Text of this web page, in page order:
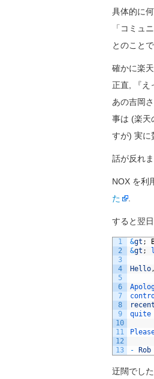
具体的に
「コミュ
とのことで
確かに楽
正直, 『え
あの吉岡
事は (楽天
すが) 実に
話が反れ
NOX を利
た
すると翌
1
2
3
4
5
6
7
8
9
10
11
12
13
&gt ;
&gt ;
Hello,
quite
- Rob
迂闊でし